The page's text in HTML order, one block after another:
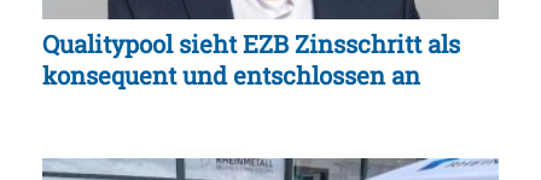
Qualitypool sieht EZB Zinsschritt als
konsequent und entschlossen an